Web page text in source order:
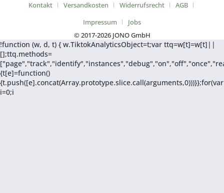
Kontakt Versandkosten Widerrufsrecht
AGB
Impressum
Jobs
© 2017-2026 JONO GmbH
!function (w, d, t) { w.TiktokAnalyticsObject=t;var ttq=w[t]=w[t]||
[];ttq.methods=
{t[e]=function()
{t.push([e].concat(Array.prototype.slice.call(arguments,0)))}};for(var
i=0;i